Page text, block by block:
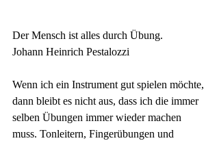
Der Mensch ist alles durch Übung.
Johann Heinrich Pestalozzi
Wenn ich ein Instrument gut spielen möchte,
dann bleibt es nicht aus, dass ich die immer
selben Übungen immer wieder machen
muss. Tonleitern, Fingerübungen und